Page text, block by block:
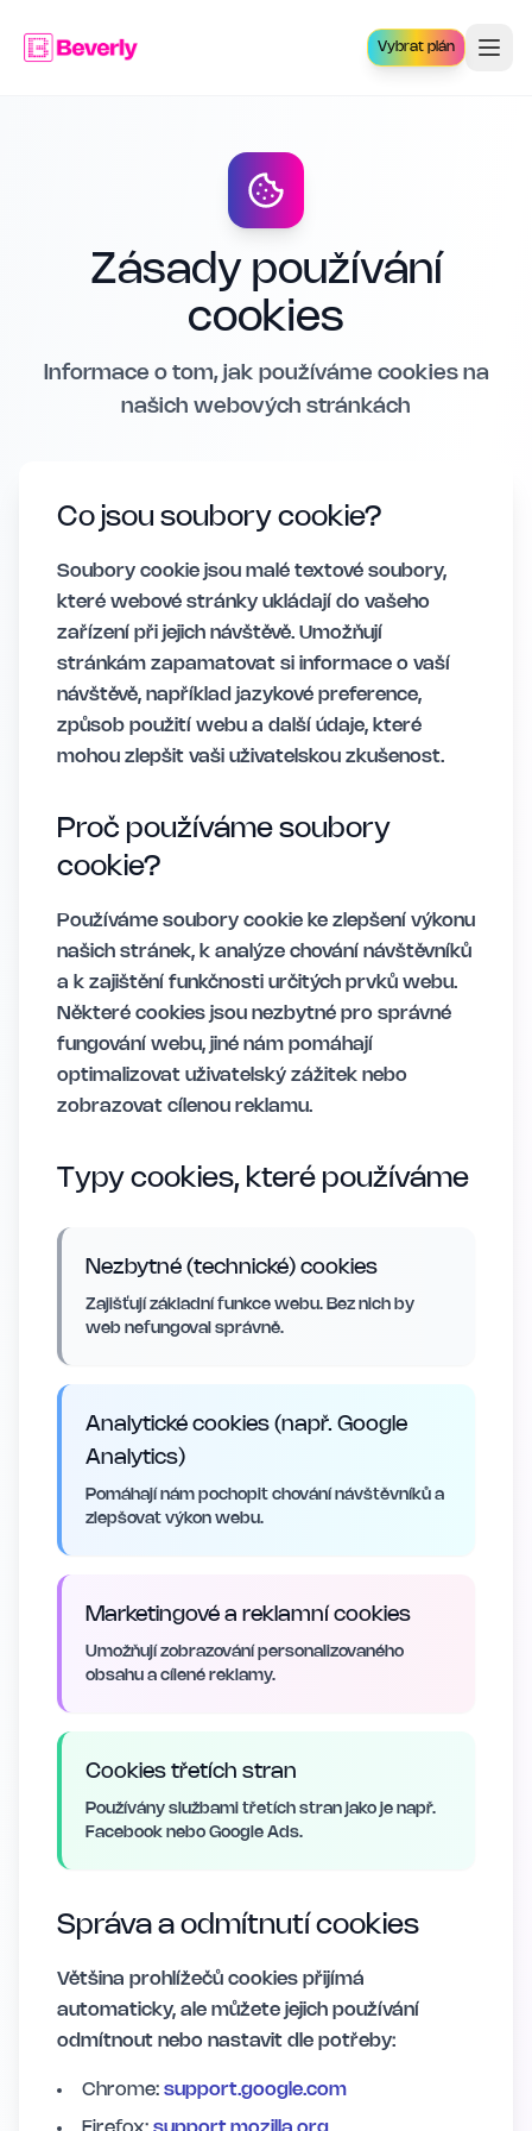
Vybrat plán
Zásady používání
cookies
Informace o tom, jak používáme cookies na
našich webových stránkách
Co jsou soubory cookie?
Soubory cookie jsou malé textové soubory,
které webové stránky ukládají do vašeho
zařízení při jejich návštěvě. Umožňují
stránkám zapamatovat si informace o vaší
návštěvě, například jazykové preference,
způsob použití webu a další údaje, které
mohou zlepšit vaši uživatelskou zkušenost.
Proč používáme soubory
cookie?
Používáme soubory cookie ke zlepšení výkonu
našich stránek, k analýze chování návštěvníků
a k zajištění funkčnosti určitých prvků webu.
Některé cookies jsou nezbytné pro správné
fungování webu, jiné nám pomáhají
optimalizovat uživatelský zážitek nebo
zobrazovat cílenou reklamu.
Typy cookies, které používáme
Nezbytné (technické) cookies
Zajišťují základní funkce webu. Bez nich by
web nefungoval správně.
Analytické cookies (např. Google
Analytics)
Pomáhají nám pochopit chování návštěvníků a
zlepšovat výkon webu.
Marketingové a reklamní cookies
Umožňují zobrazování personalizovaného
obsahu a cílené reklamy.
Cookies třetích stran
Používány službami třetích stran jako je např.
Facebook nebo Google Ads.
Správa a odmítnutí cookies
Většina prohlížečů cookies přijímá
automaticky, ale můžete jejich používání
odmítnout nebo nastavit dle potřeby:
Chrome: support.google.com